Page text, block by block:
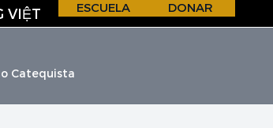
VIỆT ESCUELA DONAR
Catequista